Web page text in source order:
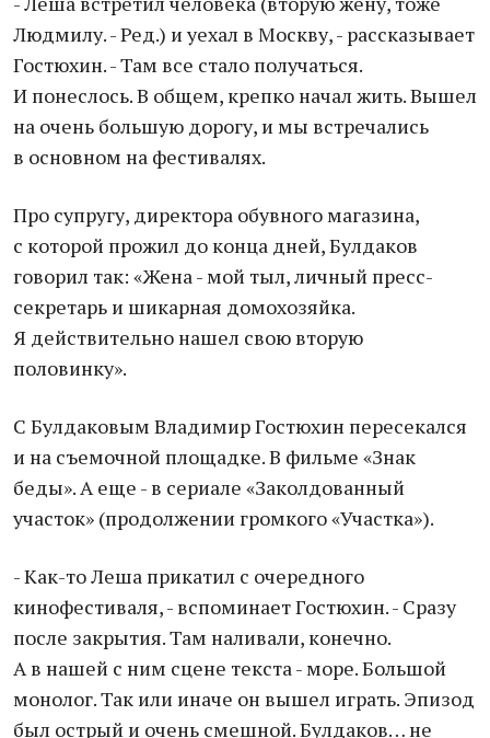
Людмилу. - Ред.) и уехал в Москву, - рассказывает
Гостюхин. - Там все стало получаться.
И понеслось. В общем, крепко начал жить. Вышел
на очень большую дорогу, и мы встречались
в основном на фестивалях.
Про супругу, директора обувного магазина,
с которой прожил до конца дней, Булдаков
говорил так: «Жена - мой тыл, личный пресс-
секретарь и шикарная домохозяйка.
Я действительно нашел свою вторую
половинку».
С Булдаковым Владимир Гостюхин пересекался
и на съемочной площадке. В фильме «Знак
беды». А еще - в сериале «Заколдованный
участок» (продолжении громкого «Участка»).
- Как-то Леша прикатил с очередного
кинофестиваля, - вспоминает Гостюхин. - Сразу
после закрытия. Там наливали, конечно.
А в нашей с ним сцене текста - море. Большой
монолог. Так или иначе он вышел играть. Эпизод
был острый и очень смешной. Булдаков… не